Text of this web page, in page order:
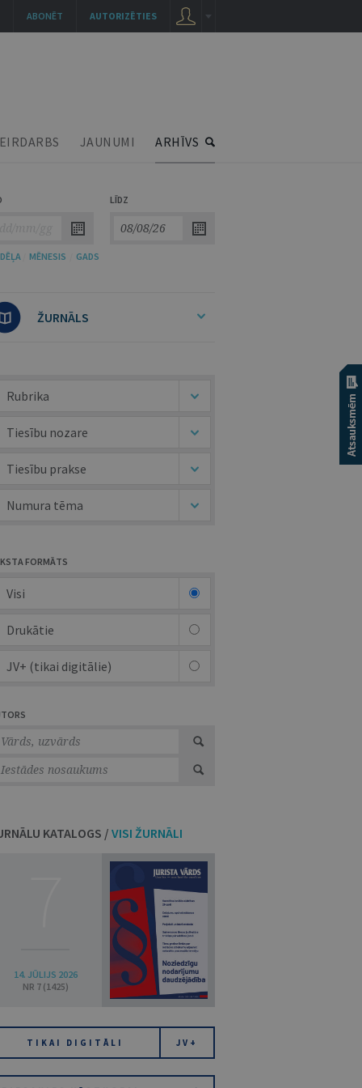
JAUNUMI ARHĪVS
LĪDZ
MĒNESIS GADS
ŽURNĀLS
Rubrika
Tiesību nozare
Tiesību prakse
Numura tēma
FORMĀTS
Visi
Drukātie
JV+ (tikai digitālie)
KATALOGS /VISI ŽURNĀLI
14. JŪLIJS 2026
NR 7 (1425)
TIKAI DIGITĀLI JV+
AUTORIZĒTIES
ABONĒT